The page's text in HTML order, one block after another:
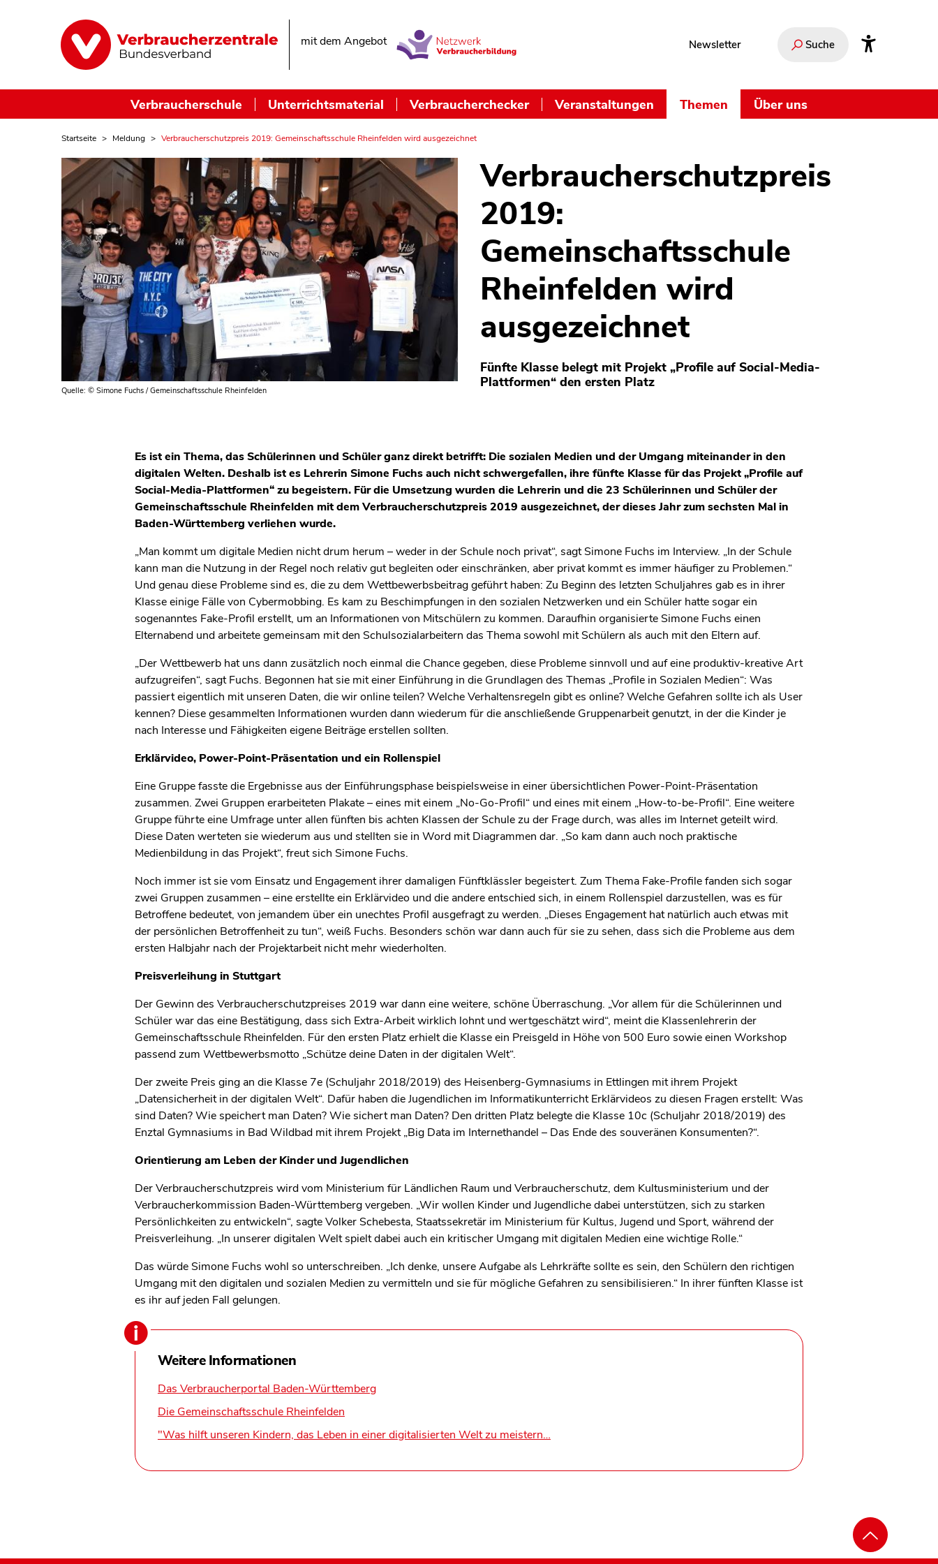
mit dem Angebot Newsletter Suche
Verbraucherschule Unterrichtsmaterial Verbraucherchecker Veranstaltungen Themen Über uns
Startseite Meldung Verbraucherschutzpreis 2019: Gemeinschaftsschule Rheinfelden wird ausgezeichnet
Quelle: © Simone Fuchs / Gemeinschaftsschule Rheinfelden
Verbraucherschutzpreis
2019:
Gemeinschaftsschule
Rheinfelden wird
ausgezeichnet
Fünfte Klasse belegt mit Projekt „Profile auf Social-Media-
Plattformen“ den ersten Platz
Es ist ein Thema, das Schülerinnen und Schüler ganz direkt betrifft: Die sozialen Medien und der Umgang miteinander in den
digitalen Welten. Deshalb ist es Lehrerin Simone Fuchs auch nicht schwergefallen, ihre fünfte Klasse für das Projekt „Profile auf
Social-Media-Plattformen“ zu begeistern. Für die Umsetzung wurden die Lehrerin und die 23 Schülerinnen und Schüler der
Gemeinschaftsschule Rheinfelden mit dem Verbraucherschutzpreis 2019 ausgezeichnet, der dieses Jahr zum sechsten Mal in
Baden-Württemberg verliehen wurde.
„Man kommt um digitale Medien nicht drum herum – weder in der Schule noch privat“, sagt Simone Fuchs im Interview. „In der Schule
kann man die Nutzung in der Regel noch relativ gut begleiten oder einschränken, aber privat kommt es immer häufiger zu Problemen.“
Und genau diese Probleme sind es, die zu dem Wettbewerbsbeitrag geführt haben: Zu Beginn des letzten Schuljahres gab es in ihrer
Klasse einige Fälle von Cybermobbing. Es kam zu Beschimpfungen in den sozialen Netzwerken und ein Schüler hatte sogar ein
sogenanntes Fake-Profil erstellt, um an Informationen von Mitschülern zu kommen. Daraufhin organisierte Simone Fuchs einen
Elternabend und arbeitete gemeinsam mit den Schulsozialarbeitern das Thema sowohl mit Schülern als auch mit den Eltern auf.
„Der Wettbewerb hat uns dann zusätzlich noch einmal die Chance gegeben, diese Probleme sinnvoll und auf eine produktiv-kreative Art
aufzugreifen“, sagt Fuchs. Begonnen hat sie mit einer Einführung in die Grundlagen des Themas „Profile in Sozialen Medien“: Was
passiert eigentlich mit unseren Daten, die wir online teilen? Welche Verhaltensregeln gibt es online? Welche Gefahren sollte ich als User
kennen? Diese gesammelten Informationen wurden dann wiederum für die anschließende Gruppenarbeit genutzt, in der die Kinder je
nach Interesse und Fähigkeiten eigene Beiträge erstellen sollten.
Erklärvideo, Power-Point-Präsentation und ein Rollenspiel
Eine Gruppe fasste die Ergebnisse aus der Einführungsphase beispielsweise in einer übersichtlichen Power-Point-Präsentation
zusammen. Zwei Gruppen erarbeiteten Plakate – eines mit einem „No-Go-Profil“ und eines mit einem „How-to-be-Profil“. Eine weitere
Gruppe führte eine Umfrage unter allen fünften bis achten Klassen der Schule zu der Frage durch, was alles im Internet geteilt wird.
Diese Daten werteten sie wiederum aus und stellten sie in Word mit Diagrammen dar. „So kam dann auch noch praktische
Medienbildung in das Projekt“, freut sich Simone Fuchs.
Noch immer ist sie vom Einsatz und Engagement ihrer damaligen Fünftklässler begeistert. Zum Thema Fake-Profile fanden sich sogar
zwei Gruppen zusammen – eine erstellte ein Erklärvideo und die andere entschied sich, in einem Rollenspiel darzustellen, was es für
Betroffene bedeutet, von jemandem über ein unechtes Profil ausgefragt zu werden. „Dieses Engagement hat natürlich auch etwas mit
der persönlichen Betroffenheit zu tun“, weiß Fuchs. Besonders schön war dann auch für sie zu sehen, dass sich die Probleme aus dem
ersten Halbjahr nach der Projektarbeit nicht mehr wiederholten.
Preisverleihung in Stuttgart
Der Gewinn des Verbraucherschutzpreises 2019 war dann eine weitere, schöne Überraschung. „Vor allem für die Schülerinnen und
Schüler war das eine Bestätigung, dass sich Extra-Arbeit wirklich lohnt und wertgeschätzt wird“, meint die Klassenlehrerin der
Gemeinschaftsschule Rheinfelden. Für den ersten Platz erhielt die Klasse ein Preisgeld in Höhe von 500 Euro sowie einen Workshop
passend zum Wettbewerbsmotto „Schütze deine Daten in der digitalen Welt“.
Der zweite Preis ging an die Klasse 7e (Schuljahr 2018/2019) des Heisenberg-Gymnasiums in Ettlingen mit ihrem Projekt
„Datensicherheit in der digitalen Welt“. Dafür haben die Jugendlichen im Informatikunterricht Erklärvideos zu diesen Fragen erstellt: Was
sind Daten? Wie speichert man Daten? Wie sichert man Daten? Den dritten Platz belegte die Klasse 10c (Schuljahr 2018/2019) des
Enztal Gymnasiums in Bad Wildbad mit ihrem Projekt „Big Data im Internethandel – Das Ende des souveränen Konsumenten?“.
Orientierung am Leben der Kinder und Jugendlichen
Der Verbraucherschutzpreis wird vom Ministerium für Ländlichen Raum und Verbraucherschutz, dem Kultusministerium und der
Verbraucherkommission Baden-Württemberg vergeben. „Wir wollen Kinder und Jugendliche dabei unterstützen, sich zu starken
Persönlichkeiten zu entwickeln“, sagte Volker Schebesta, Staatssekretär im Ministerium für Kultus, Jugend und Sport, während der
Preisverleihung. „In unserer digitalen Welt spielt dabei auch ein kritischer Umgang mit digitalen Medien eine wichtige Rolle.“
Das würde Simone Fuchs wohl so unterschreiben. „Ich denke, unsere Aufgabe als Lehrkräfte sollte es sein, den Schülern den richtigen
Umgang mit den digitalen und sozialen Medien zu vermitteln und sie für mögliche Gefahren zu sensibilisieren.“ In ihrer fünften Klasse ist
es ihr auf jeden Fall gelungen.
Weitere Informationen
Das Verbraucherportal Baden-Württemberg
Die Gemeinschaftsschule Rheinfelden
"Was hilft unseren Kindern, das Leben in einer digitalisierten Welt zu meistern…